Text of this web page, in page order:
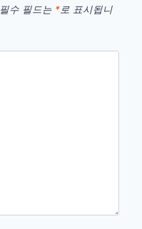
필수 필드는 *로 표시됩니